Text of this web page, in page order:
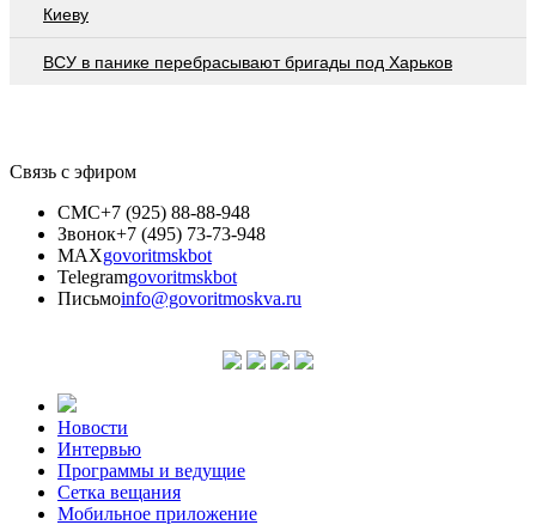
Киеву
ВСУ в панике перебрасывают бригады под Харьков
Связь с эфиром
СМС+7 (925) 88-88-948
Звонок+7 (495) 73-73-948
MAXgovoritmskbot
Telegramgovoritmskbot
Письмоinfo@govoritmoskva.ru
Новости
Интервью
Программы и ведущие
Сетка вещания
Мобильное приложение